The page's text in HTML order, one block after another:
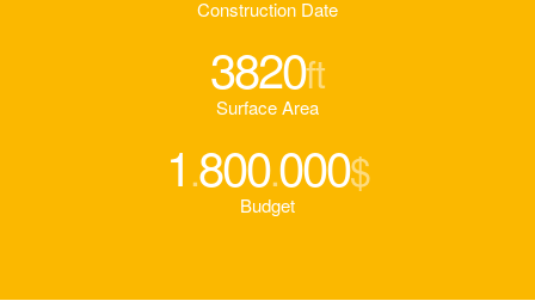
Construction Date
3820ft
Surface Area
1.800.000$
Budget